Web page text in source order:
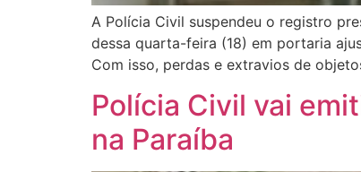
A Polícia Civil suspendeu o registro
dessa quarta-feira (18) em portaria
Com isso, perdas e extravios de
Polícia Civil vai
na Paraíba